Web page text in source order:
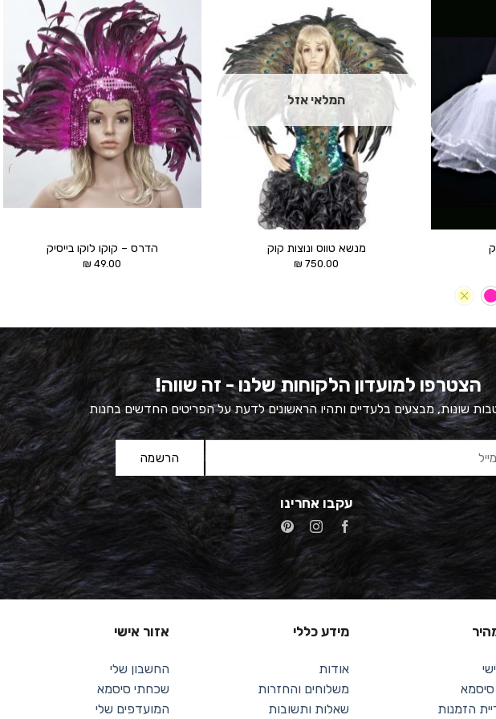
WISHLIST
המלאי אזל
מנשא טווס ונוצות קוק
750.00
₪
הוסף ל
WISHLIST
הדרס – קוקו לוקו בייסיק
49.00
₪
הצטרפו למועדון הלקוחות שלנו - זה שווה!
שונות, מבצעים בלעדיים ותהיו הראשונים לדעת על הפריטים החדשים בחנות
עקבו אחרינו
סיסמא
הזמנות
מידע כללי
אודות
משלוחים והחזרות
שאלות ותשובות
אזור אישי
החשבון שלי
שכחתי סיסמא
המועדפים שלי